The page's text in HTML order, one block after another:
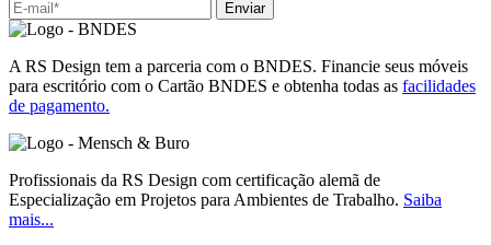
Enviar
A RS Design tem a parceria com o BNDES. Financie seus móveis
para escritório com o Cartão BNDES e obtenha todas as facilidades
de pagamento.
Profissionais da RS Design com certificação alemã de
Especialização em Projetos para Ambientes de Trabalho. Saiba
mais...